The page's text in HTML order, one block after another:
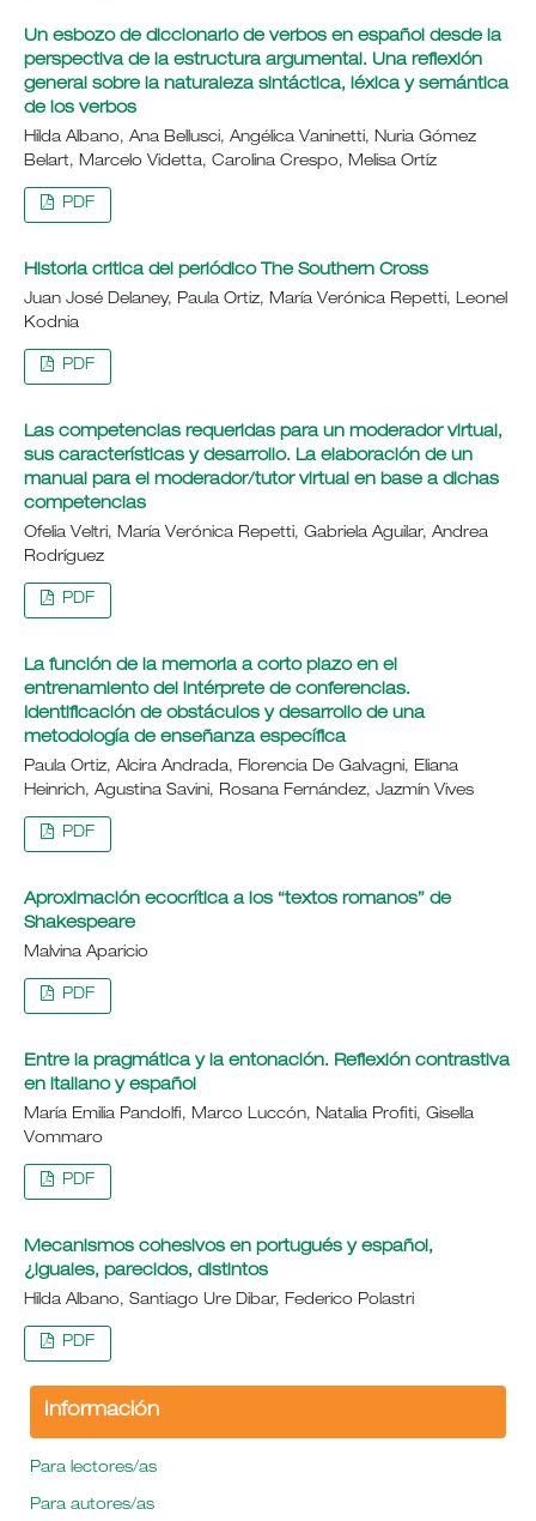
Un esbozo de diccionario de verbos en español desde la
perspectiva de la estructura argumental. Una reflexión
general sobre la naturaleza sintáctica, léxica y semántica
de los verbos
Hilda Albano, Ana Bellusci, Angélica Vaninetti, Nuria Gómez
Belart, Marcelo Videtta, Carolina Crespo, Melisa Ortíz
PDF
Historia critica del periódico The Southern Cross
Juan José Delaney, Paula Ortiz, María Verónica Repetti, Leonel
Kodnia
PDF
Las competencias requeridas para un moderador virtual,
sus características y desarrollo. La elaboración de un
manual para el moderador/tutor virtual en base a dichas
competencias
Ofelia Veltri, María Verónica Repetti, Gabriela Aguilar, Andrea
Rodríguez
PDF
La función de la memoria a corto plazo en el
entrenamiento del intérprete de conferencias.
Identificación de obstáculos y desarrollo de una
metodología de enseñanza específica
Paula Ortiz, Alcira Andrada, Florencia De Galvagni, Eliana
Heinrich, Agustina Savini, Rosana Fernández, Jazmín Vives
PDF
Aproximación ecocrítica a los “textos romanos” de
Shakespeare
Malvina Aparicio
PDF
Entre la pragmática y la entonación. Reflexión contrastiva
en italiano y español
María Emilia Pandolfi, Marco Luccón, Natalia Profiti, Gisella
Vommaro
PDF
Mecanismos cohesivos en portugués y español,
¿iguales, parecidos, distintos
Hilda Albano, Santiago Ure Dibar, Federico Polastri
PDF
Información
Para lectores/as
Para autores/as